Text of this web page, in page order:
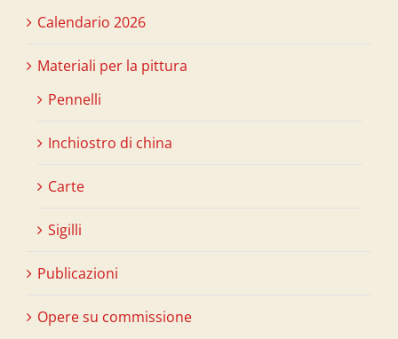
Calendario 2026
Materiali per la pittura
Pennelli
Inchiostro di china
Carte
Sigilli
Publicazioni
Opere su commissione